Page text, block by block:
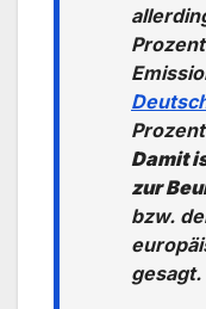
Damit
zur
bzw.
gesagt.